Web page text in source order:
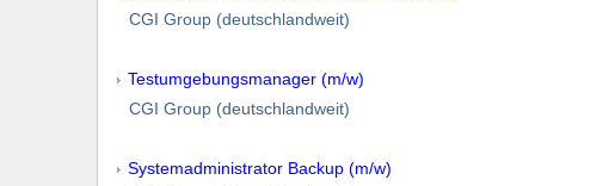
CGI Group (deutschlandweit)
Testumgebungsmanager (m/w)
CGI Group (deutschlandweit)
Systemadministrator Backup (m/w)